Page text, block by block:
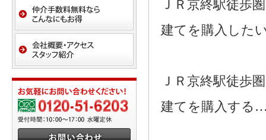
ＪＲ京終駅徒歩
建てを購入した
ＪＲ京終駅徒歩
建てを購入する